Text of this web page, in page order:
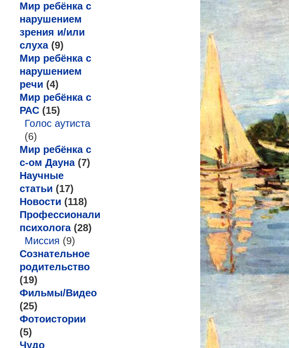
Мир ребёнка с
нарушением
зрения и/или
слуха(9)
Мир ребёнка с
нарушением
речи (4)
Мир ребёнка с
РАС (15)
Голос аутиста
(6)
Мир ребёнка с
с-ом Дауна(7)
Научные
статьи (17)
Новости (118)
Профессионализм
психолога(28)
Миссия (9)
Сознательное
родительство
(19)
Фильмы/Видео
(25)
Фотоистории
(5)
Чудо